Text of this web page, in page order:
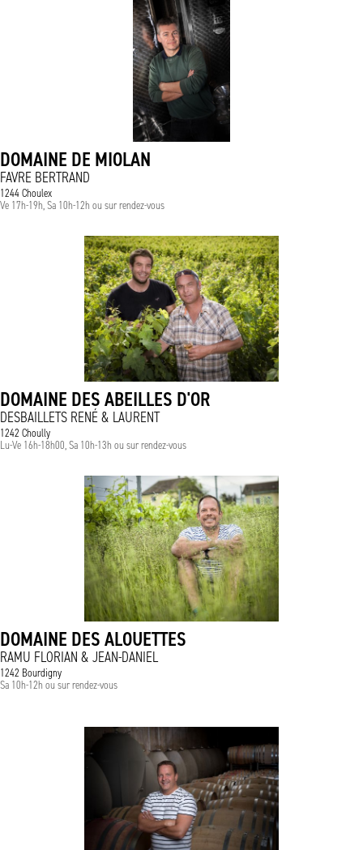
DOMAINE DE MIOLAN
FAVRE BERTRAND
1244 Choulex
Ve 17h-19h, Sa 10h-12h ou sur rendez-vous
DOMAINE DES ABEILLES D'OR
DESBAILLETS RENÉ & LAURENT
1242 Choully
Lu-Ve 16h-18h00, Sa 10h-13h ou sur rendez-vous
DOMAINE DES ALOUETTES
RAMU FLORIAN & JEAN-DANIEL
1242 Bourdigny
Sa 10h-12h ou sur rendez-vous